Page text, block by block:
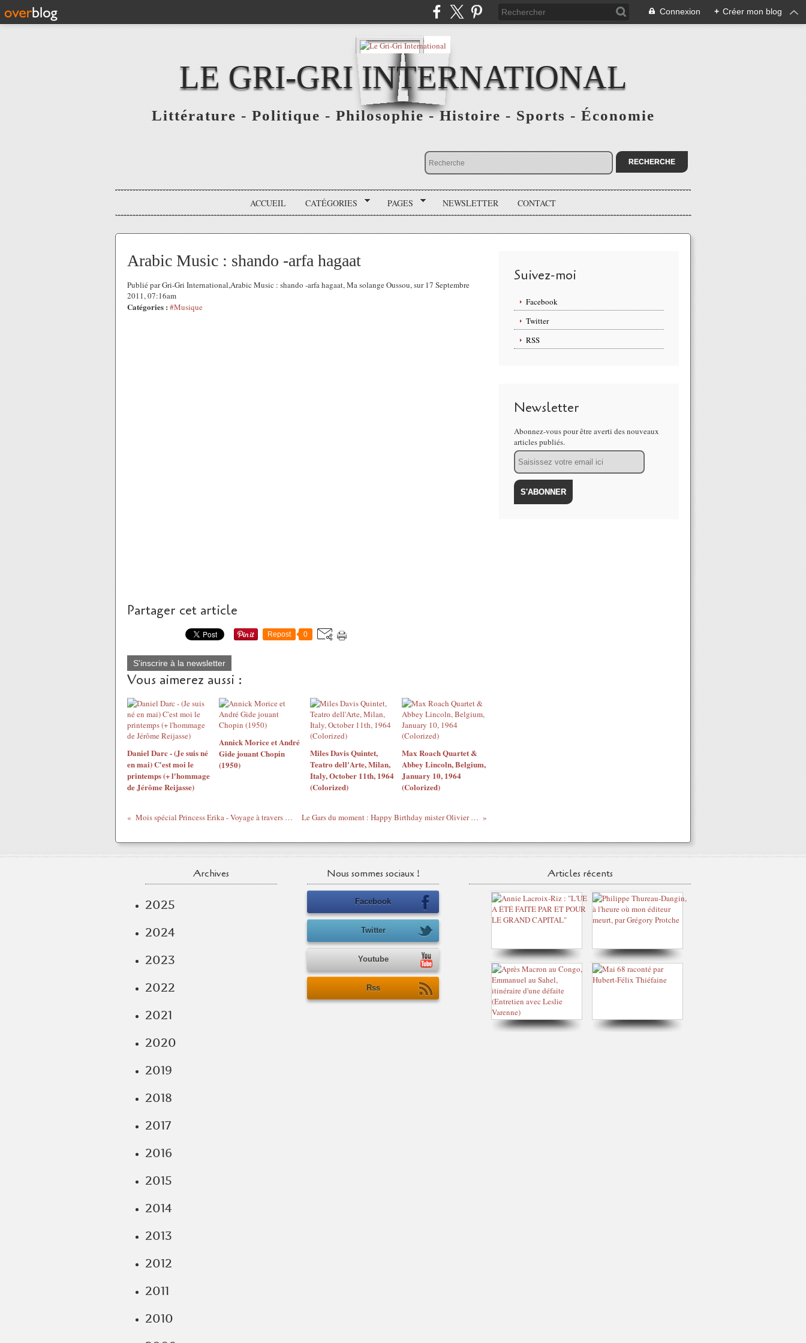
Connexion + Créer mon blog
LE GRI-GRI INTERNATIONAL
Littérature - Politique - Philosophie - Histoire - Sports - Économie
ACCUEIL CATÉGORIES PAGES NEWSLETTER CONTACT
Arabic Music : shando -arfa hagaat
Publié par Gri-Gri International,Arabic Music : shando -arfa hagaat, Ma solange Oussou, sur 17 Septembre
2011, 07:16am
Catégories : #Musique
Partager cet article
Repost 0
S'inscrire à la newsletter
Vous aimerez aussi :
Daniel Darc - (Je suis né
en mai) C'est moi le
printemps (+ l'hommage
de Jérôme Reijasse)
Annick Morice et André
Gide jouant Chopin
(1950)
Miles Davis Quintet,
Teatro dell'Arte, Milan,
Italy, October 11th, 1964
(Colorized)
Max Roach Quartet &
Abbey Lincoln, Belgium,
January 10, 1964
(Colorized)
Mois spécial Princess Erika - Voyage à travers une carrière musicale Le Gars du moment : Happy Birthday mister Olivier Cachin, Soul for one...!
Suivez-moi
Facebook
Twitter
RSS
Newsletter
Abonnez-vous pour être averti des nouveaux
articles publiés.
Email
Archives
2025
2024
2023
2022
2021
2020
2019
2018
2017
2016
2015
2014
2013
2012
2011
2010
Nous sommes sociaux !
Facebook
Twitter
Youtube
Rss
Articles récents